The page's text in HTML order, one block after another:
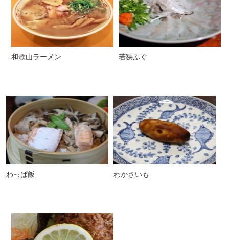
和歌山ラーメン 若狭ふぐ
わっぱ飯 わかさいも